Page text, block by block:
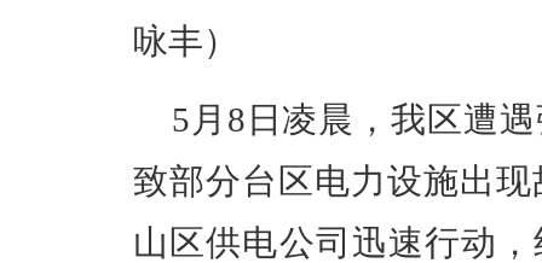
咏丰）
5 月 8 日凌晨，我区遭
致部分台区电力设施出
山区供电公司迅速行动